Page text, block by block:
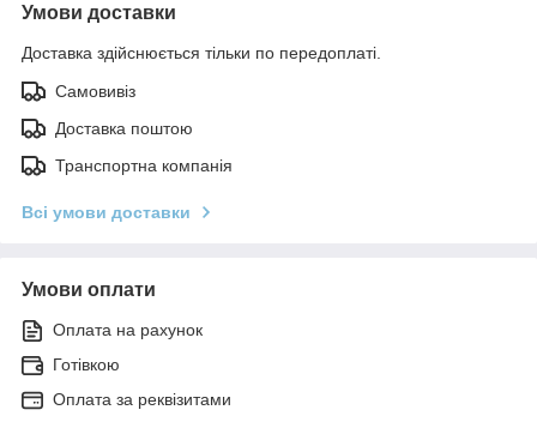
Умови доставки
Доставка здійснюється тільки по передоплаті.
Самовивіз
Доставка поштою
Транспортна компанія
Всі умови доставки
Умови оплати
Оплата на рахунок
Готівкою
Оплата за реквізитами